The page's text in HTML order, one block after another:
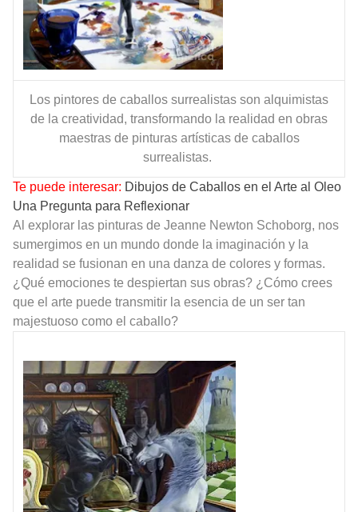
Los pintores de caballos surrealistas son alquimistas
de la creatividad, transformando la realidad en obras
maestras de pinturas artísticas de caballos
surrealistas.
Te puede interesar: Dibujos de Caballos en el Arte al Oleo
Una Pregunta para Reflexionar
Al explorar las pinturas de Jeanne Newton Schoborg, nos
sumergimos en un mundo donde la imaginación y la
realidad se fusionan en una danza de colores y formas.
¿Qué emociones te despiertan sus obras? ¿Cómo crees
que el arte puede transmitir la esencia de un ser tan
majestuoso como el caballo?